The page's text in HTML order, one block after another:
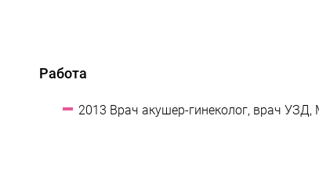
Работа
2013 Врач акушер-гинеколог, врач